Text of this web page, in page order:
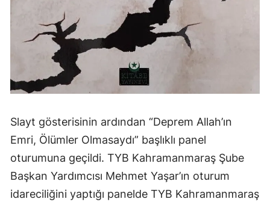
Slayt gösterisinin ardından “Deprem Allah’ın
Emri, Ölümler Olmasaydı” başlıklı panel
oturumuna geçildi. TYB Kahramanmaraş Şube
Başkan Yardımcısı Mehmet Yaşar’ın oturum
idareciliğini yaptığı panelde TYB Kahramanmaraş